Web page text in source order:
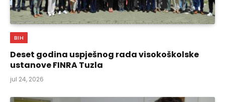
BIH
Deset godina uspješnog rada visokoškolske
ustanove FINRA Tuzla
jul 24, 2026